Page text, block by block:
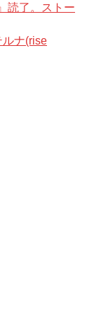
読了。ストー
ルナ(rise